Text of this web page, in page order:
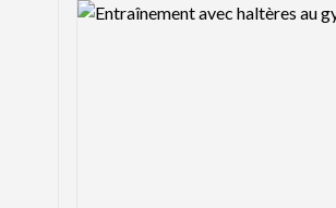
Logo Preview Image